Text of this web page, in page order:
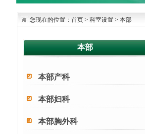
您现在的位置： 首页 > 科室设置 > 本部
本部
本部产科
本部妇科
本部胸外科